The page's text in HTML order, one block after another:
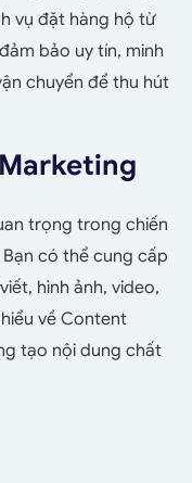
vụ đặt hàng hộ từ
bảo uy tín, minh
chuyển để thu hút
trọng trong chiến
có thể cung cấp
hình ảnh, video,
về Content
tạo nội dung chất